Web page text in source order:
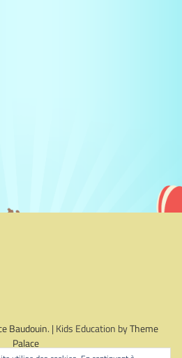
Baudouin. | Kids Education byTheme
Palace